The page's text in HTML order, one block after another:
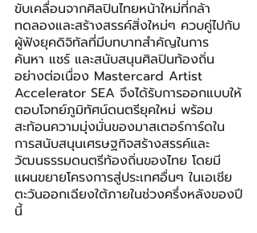
ขับเคลื่อนจากศิลปินไทยหน้าใหม่ที่กล้า
ทดลองและสร้างสรรค์สิ่งใหม่ๆ ควบคู่ไปกับ
ผู้ฟังยุคดิจิทัลที่มีบทบาทสำคัญในการ
ค้นหา แชร์ และสนับสนุนศิลปินท้องถิ่น
อย่างต่อเนื่อง Mastercard Artist
Accelerator SEA จึงได้รับการออกแบบให้
ตอบโจทย์ภูมิทัศน์ดนตรียุคใหม่ พร้อม
สะท้อนความมุ่งมั่นของมาสเตอร์การ์ดใน
การสนับสนุนเศรษฐกิจสร้างสรรค์และ
วัฒนธรรมดนตรีท้องถิ่นของไทย โดยมี
แผนขยายโครงการสู่ประเทศอื่นๆ ในเอเชีย
ตะวันออกเฉียงใต้ภายในช่วงครึ่งหลังของปี
นี้